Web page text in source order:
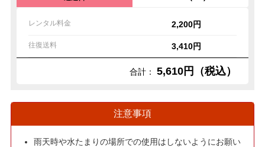
レンタル料金 2,200円
往復送料 3,410円
合計： 5,610円（税込）
注意事項
雨天時や水たまりの場所での使用はしないようにお願い